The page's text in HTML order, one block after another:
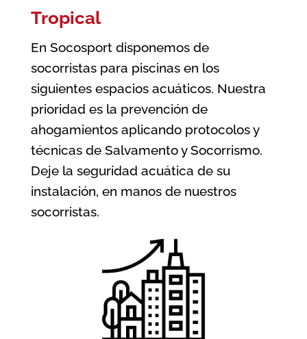
Tropical
En Socosport disponemos de
socorristas para piscinas en los
siguientes espacios acuáticos. Nuestra
prioridad es la prevención de
ahogamientos aplicando protocolos y
técnicas de Salvamento y Socorrismo.
Deje la seguridad acuática de su
instalación, en manos de nuestros
socorristas.